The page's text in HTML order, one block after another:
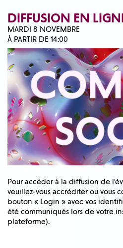
DIFFUSION EN
MARDI 8 NOVEMBRE
À PARTIR DE 14:00
Pour accéder à la diffusion de
veuillez-vous accréditer ou vous
bouton « Login » avec vos
été communiqués lors de votre
plateforme).